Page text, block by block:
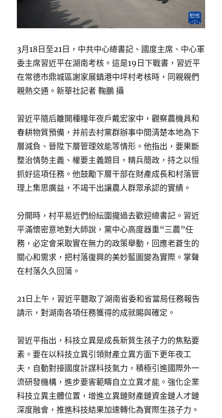
3月18日至21日，中共中心總書記、國度主席、中心軍
委主席習近平在湖南考核。這是19日下戰書，習近平
在常德市鼎城區謝家展鎮港中坪村考核時，同親親們
親熱交通。新華社記者 鞠鵬 攝
習近平隨后離開種糧年夜戶戴宏家中，觀察農機具和
春耕物質預備，并前去村黨群辦事中間清楚本地為下
層減負、晉陞下層管理效能等情形。他指出，要果斷
整治情勢主義、權要主義題目，精兵簡政，持之以恒
抓好這項任務。他鼓勵下層干部在財產成長和村落管
理上集思廣益，不竭干出讓農人群眾承認的實績。
分開時，村平易近們紛紜圍攏過去歡迎總書記。習近
平滿懷密意地對大師說，黨中心高度器重“三農”任
務，必定會采取實在無力的政策舉動，回應老蒼生的
關心和需求，把村落復興的美妙藍圖變為實際。掌聲
在村落久久回蕩。
21日上午，習近平聽取了湖南省委和省當局任務報告
請示，對湖南各項任務獲得的成就賜與確定。
習近平指出，科技立異是成長新質生孩子力的焦點要
素。要在以科技立異引領財產立異方面下更年夜工
夫，自動對接國度計謀科技氣力，積極引進國際外一
流研發機構，進步要害範疇自立立異才能。強化企業
科技立異主體位置，增進立異鏈財產鏈資金鏈人才鏈
深度融會，推進科技結果加速轉化為實際生孩子力。